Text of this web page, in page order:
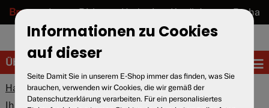
Brno Lety u Písku Hodonín u Kunštátu. Praha
cs en de
Über das Museum
Hause»Über das Museum»Aktuell» Wir wünschen
Ihnen alles Gute für das Jahr 2025
Informationen zu Cookies
auf dieser
Seite Damit Sie in unserem E-Shop immer das finden, was Sie
brauchen, verwenden wir Cookies, die wir gemäß der
Datenschutzerklärung verarbeiten. Für ein personalisiertes